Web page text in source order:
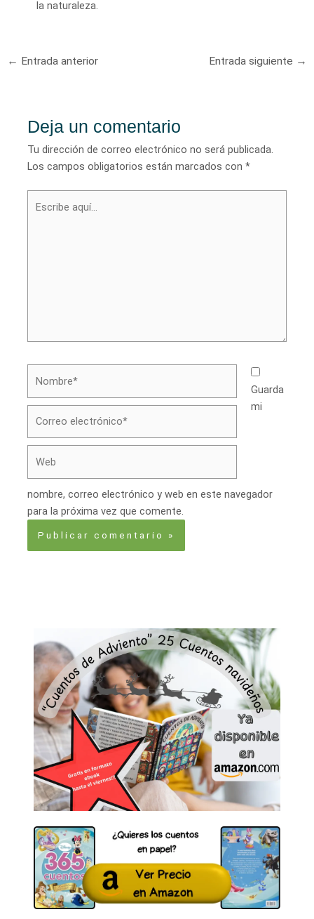
la naturaleza.
Navegación
← Entrada anterior Entrada siguiente →
Deja un comentario
Tu dirección de correo electrónico no será publicada.
Los campos obligatorios están marcados con*
aquí...
Guarda
mi
nombre, correo electrónico y web en este navegador
para la próxima vez que comente.